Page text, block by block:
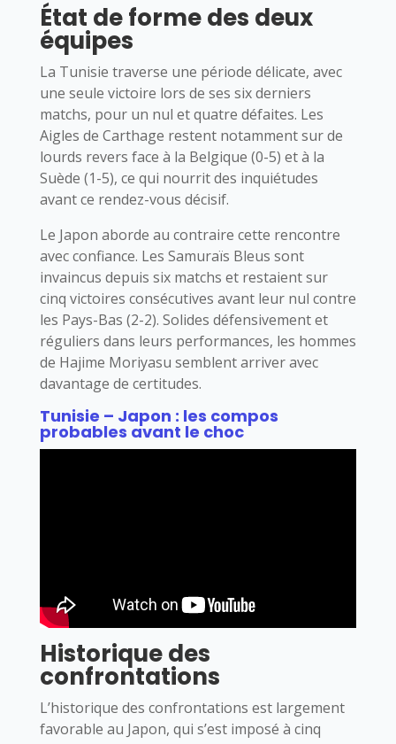
État de forme des deux
équipes
La Tunisie traverse une période délicate, avec
une seule victoire lors de ses six derniers
matchs, pour un nul et quatre défaites. Les
Aigles de Carthage restent notamment sur de
lourds revers face à la Belgique (0-5) et à la
Suède (1-5), ce qui nourrit des inquiétudes
avant ce rendez-vous décisif.
Le Japon aborde au contraire cette rencontre
avec confiance. Les Samuraïs Bleus sont
invaincus depuis six matchs et restaient sur
cinq victoires consécutives avant leur nul contre
les Pays-Bas (2-2). Solides défensivement et
réguliers dans leurs performances, les hommes
de Hajime Moriyasu semblent arriver avec
davantage de certitudes.
Tunisie – Japon : les compos
probables avant le choc
Historique des
confrontations
L’historique des confrontations est largement
favorable au Japon, qui s’est imposé à cinq